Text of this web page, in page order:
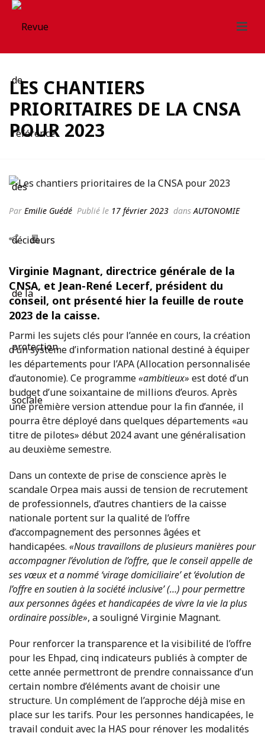
LES CHANTIERS
PRIORITAIRES DE LA CNSA
POUR 2023
Par Emilie Guédé Publié le 17 février 2023 dans AUTONOMIE
Virginie Magnant, directrice générale de la
CNSA, et Jean-René Lecerf, président du
conseil, ont présenté hier la feuille de route
2023 de la caisse.
Parmi les sujets clés pour l’année en cours, la création
d’un système d’information national destiné à équiper
les départements pour l’APA (Allocation personnalisée
d’autonomie). Ce programme«ambitieux» est doté d’un
budget d’une soixantaine de millions d’euros. Après
une première version attendue pour la fin d’année, il
pourra être déployé dans quelques départements «au
titre de pilotes» début 2024 avant une généralisation
au deuxième semestre.
Dans un contexte de prise de conscience après le
scandale Orpea mais aussi de tension de recrutement
de professionnels, d’autres chantiers de la caisse
nationale portent sur la qualité de l’offre
d’accompagnement des personnes âgées et
handicapées. «Nous travaillons de plusieurs manières pour
accompagner l’évolution de l’offre, que le conseil appelle de
ses vœux et a nommé ‘virage domiciliaire’ et ‘évolution de
l’offre en soutien à la société inclusive’ (…) pour permettre
aux personnes âgées et handicapées de vivre la vie la plus
ordinaire possible», a souligné Virginie Magnant.
Pour renforcer la transparence et la visibilité de l’offre
pour les Ehpad, cinq indicateurs publiés à compter de
cette année permettront de prendre connaissance d’un
certain nombre d’éléments avant de choisir une
structure. Un complément de l’approche déjà mise en
place sur les tarifs. Pour les personnes handicapées, le
travail conduit avec la HAS pour rénover les modalités